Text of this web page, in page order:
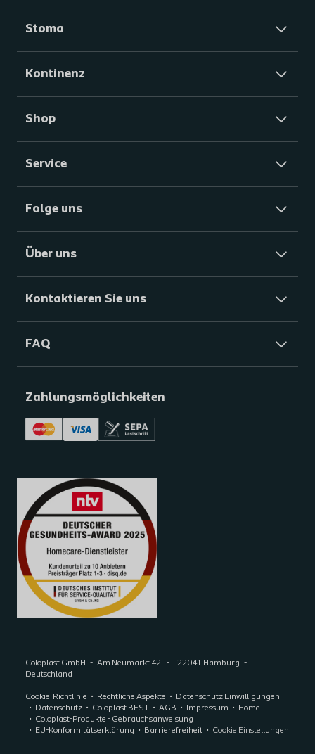
Stoma
Kontinenz
Shop
Service
Folge uns
Über uns
Kontaktieren Sie uns
FAQ
Zahlungsmöglichkeiten
Coloplast GmbH Am Neumarkt 42
22041 Hamburg
Deutschland
Cookie-Richtlinie Rechtliche Aspekte
Datenschutz Einwilligungen
Datenschutz
Coloplast BEST AGB Impressum
Home
Coloplast-Produkte - Gebrauchsanweisung
EU-Konformitätserklärung
Barrierefreiheit Cookie Einstellungen